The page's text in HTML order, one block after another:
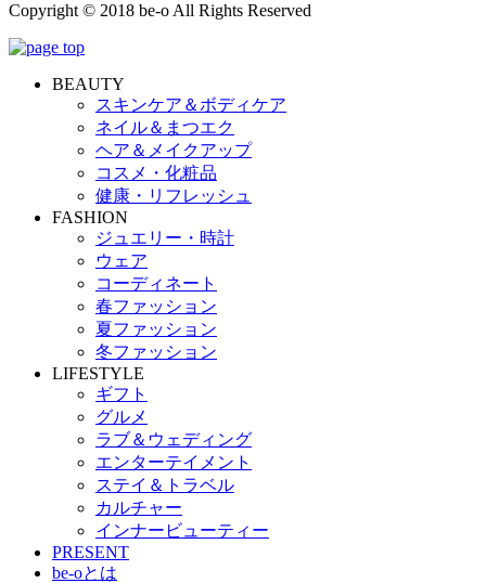
Copyright © 2018 be-o All Rights Reserved
BEAUTY
スキンケア＆ボディケア
ネイル＆まつエク
ヘア＆メイクアップ
コスメ・化粧品
健康・リフレッシュ
FASHION
ジュエリー・時計
ウェア
コーディネート
春ファッション
夏ファッション
冬ファッション
LIFESTYLE
ギフト
グルメ
ラブ＆ウェディング
エンターテイメント
ステイ＆トラベル
カルチャー
インナービューティー
PRESENT
be-oとは